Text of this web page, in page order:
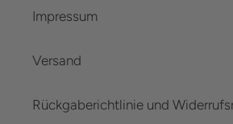
Impressum
Versand
Rückgaberichtlinie und